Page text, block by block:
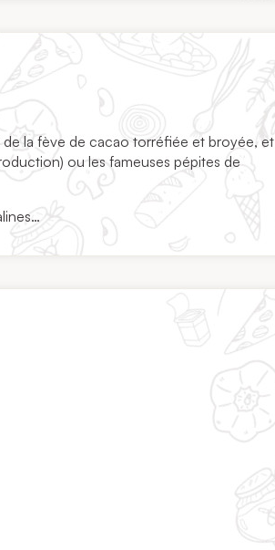
de la fève de cacao torréfiée et broyée, et
ou les fameuses pépites de